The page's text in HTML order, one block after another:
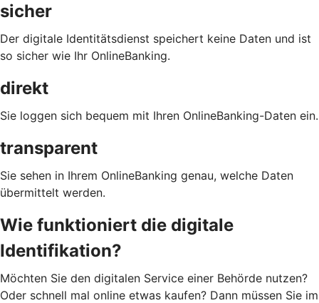
sicher
Der digitale Identitätsdienst speichert keine Daten und ist
so sicher wie Ihr OnlineBanking.
direkt
Sie loggen sich bequem mit Ihren OnlineBanking-Daten ein.
transparent
Sie sehen in Ihrem OnlineBanking genau, welche Daten
übermittelt werden.
Wie funktioniert die digitale
Identifikation?
Möchten Sie den digitalen Service einer Behörde nutzen?
Oder schnell mal online etwas kaufen? Dann müssen Sie im